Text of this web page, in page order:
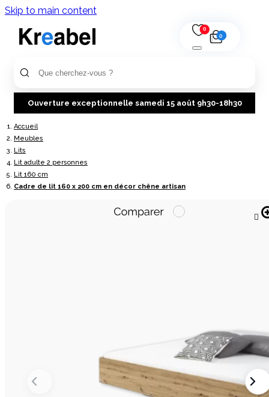
Skip to main content
0
0
Ouverture exceptionnelle samedi 15 août 9h30-18h30
Accueil
Meubles
Lits
Lit adulte 2 personnes
Lit 160 cm
Cadre de lit 160 x 200 cm en décor chêne artisan
